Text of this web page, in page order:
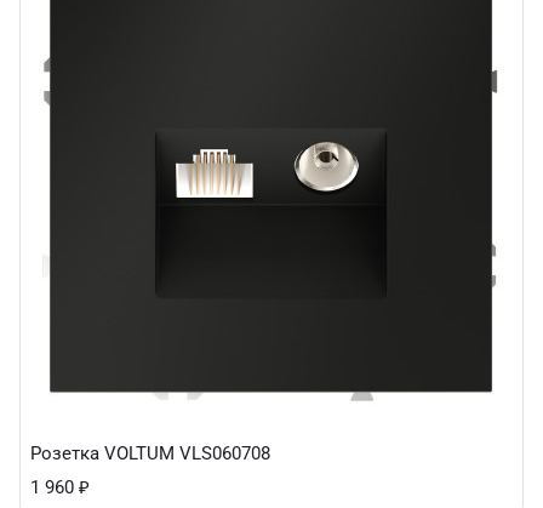
Розетка VOLTUM VLS060708
1 960 ₽